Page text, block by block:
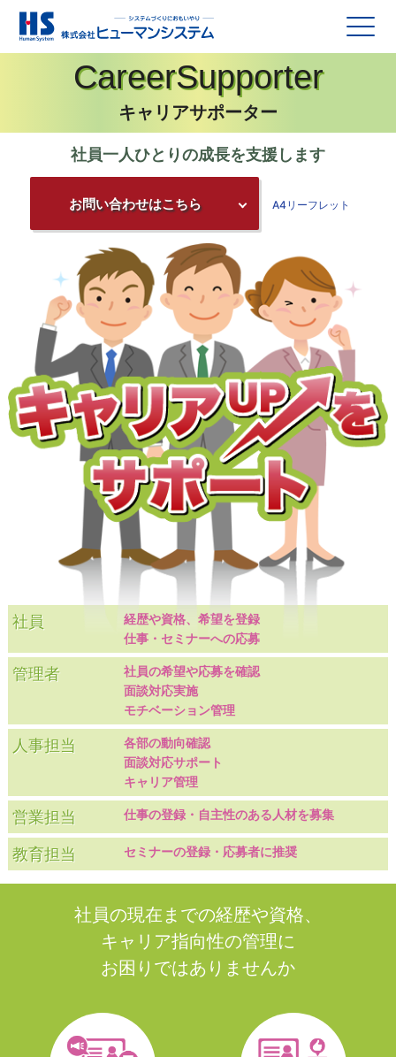
CareerSupporter
キャリアサポーター
社員一人ひとりの成長を支援します
お問い合わせはこちら A4リーフレット
社員
経歴や資格、希望を登録
仕事・セミナーへの応募
管理者
社員の希望や応募を確認
面談対応実施
モチベーション管理
人事担当
各部の動向確認
面談対応サポート
キャリア管理
営業担当 仕事の登録・ 自主性のある人材を募集
教育担当 セミナーの登録・ 応募者に推奨
社員の現在までの経歴や資格、
キャリア指向性の管理に
お困りではありませんか